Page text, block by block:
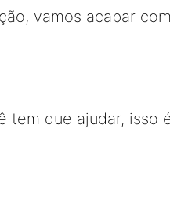
vamos acabar
tem que ajudar, isso